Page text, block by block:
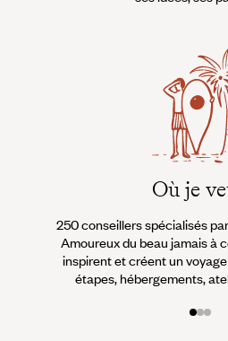
Où je
250 conseillers spécialisés
Amoureux du beau jamais à
inspirent et créent un
étapes, hébergements,